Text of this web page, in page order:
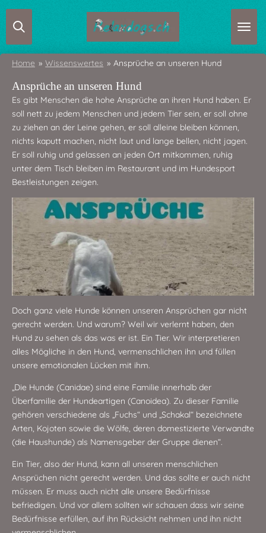
Zum
Hauptinhalt
Home » Wissenswertes » Ansprüche an unseren Hund
Ansprüche an unseren Hund
Es gibt Menschen die hohe Ansprüche an ihren Hund haben. Er
soll nett zu jedem Menschen und jedem Tier sein, er soll ohne
zu ziehen an der Leine gehen, er soll alleine bleiben können,
nichts kaputt machen, nicht laut und lange bellen, nicht jagen.
Er soll ruhig und gelassen an jeden Ort mitkommen, ruhig
unter dem Tisch bleiben im Restaurant und im Hundesport
Bestleistungen zeigen.
Doch ganz viele Hunde können unseren Ansprüchen gar nicht
gerecht werden. Und warum? Weil wir verlernt haben, den
Hund zu sehen als das was er ist. Ein Tier. Wir interpretieren
alles Mögliche in den Hund, vermenschlichen ihn und füllen
unsere emotionalen Lücken mit ihm.
„Die Hunde (Canidae) sind eine Familie innerhalb der
Überfamilie der Hundeartigen (Canoidea). Zu dieser Familie
gehören verschiedene als „Fuchs“ und „Schakal“ bezeichnete
Arten, Kojoten sowie die Wölfe, deren domestizierte Verwandte
(die Haushunde) als Namensgeber der Gruppe dienen“.
Ein Tier, also der Hund, kann all unseren menschlichen
Ansprüchen nicht gerecht werden. Und das sollte er auch nicht
müssen. Er muss auch nicht alle unsere Bedürfnisse
befriedigen. Und vor allem sollten wir schauen dass wir seine
Bedürfnisse erfüllen, auf ihn Rücksicht nehmen und ihn nicht